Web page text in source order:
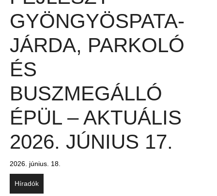
GYÖNGYÖSPATA-
JÁRDA, PARKOLÓ
ÉS
BUSZMEGÁLLÓ
ÉPÜL – AKTUÁLIS
2026. JÚNIUS 17.
2026. június. 18.
Híradók